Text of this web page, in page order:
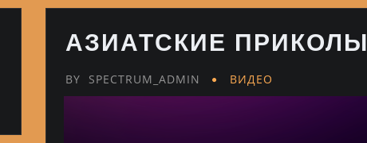
АЗИАТСКИЕ ПРИКОЛЫ
BY SPECTRUM_ADMIN ВИДЕО